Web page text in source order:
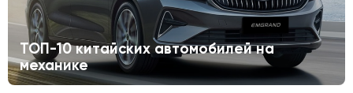
ТОП-10 китайских автомобилей на
механике